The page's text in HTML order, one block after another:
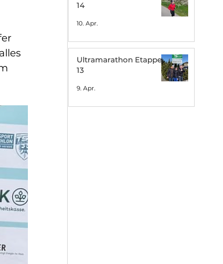
14
10. Apr.
Ultramarathon Etappe
13
9. Apr.